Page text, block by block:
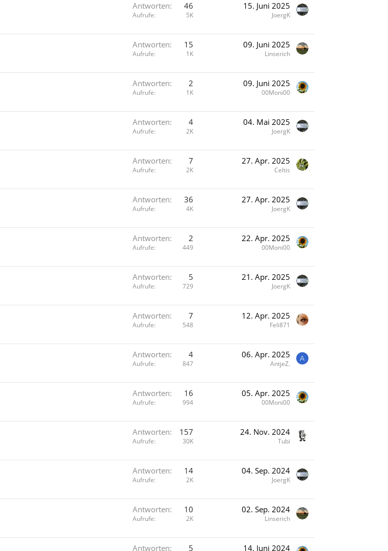
Antworten 46
Aufrufe 5K
15. Juni 2025
JoergK
Antworten 15
Aufrufe 1K
09. Juni 2025
Linserich
Antworten 2
Aufrufe 1K
09. Juni 2025
00Moni00
Antworten 4
Aufrufe 2K
04. Mai 2025
JoergK
Antworten 7
Aufrufe 2K
27. Apr. 2025
Celtis
Antworten 36
Aufrufe 4K
27. Apr. 2025
JoergK
Antworten 2
Aufrufe 449
22. Apr. 2025
00Moni00
Antworten 5
Aufrufe 729
21. Apr. 2025
JoergK
Antworten 7
Aufrufe 548
12. Apr. 2025
Feli871
Antworten 4
Aufrufe 847
06. Apr. 2025
AntjeZ.
A
Antworten 16
Aufrufe 994
05. Apr. 2025
00Moni00
Antworten 157
Aufrufe 30K
24. Nov. 2024
Tubi
Antworten 14
Aufrufe 2K
04. Sep. 2024
JoergK
Antworten 10
Aufrufe 2K
02. Sep. 2024
Linserich
Antworten 5 14. Juni 2024